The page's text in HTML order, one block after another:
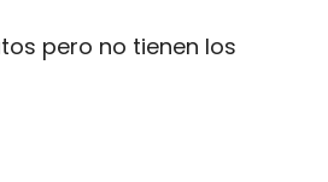
pero no tienen los